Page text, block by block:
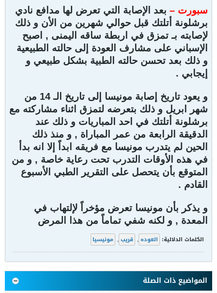
سبورت – بعد الإصابة التي تعرض لها مدافع نادي
برشلونة أتلتك قبل حوالي شهرين من الأن و ذلك
لإصابته بـ تمزق في اربطة ساقه اليمنى , اصبح
الإسباني على مشارف العودة إلى حالته الطبيعية
و ذلك بعد تحسن حالته الطبية بشكل طبيعي و
إيجابي .
و يعود تاريخ إصابة مونيسا إلى تاريخ الـ 14 من
شهر ابريل و ذلك بتعرضه لتمزق اثناء مشاركته مع
برشلونة أتلتك في احد المباريات و ذلك عند
الدقيقة الرابعة من عمر المباراة , و منذ ذلك
الحين لم يتدرب مونيسا مع فريقه ابداً إلا انه بدأ
في هذه الأوقات التدرب تحت رعاية خاصة , و من
المتوقع بأن يتحصل على التقرير الطبي الأسبوع
القادم .
و يذكر بأن مونيسا تعرض مؤخراً لإلتهاب في
المعدة , و لكنه شفي تماماً من هذا المرض
الكلمات الدلالية: العوده , قريب , مونيسيا
المواضيع ذات الصلة